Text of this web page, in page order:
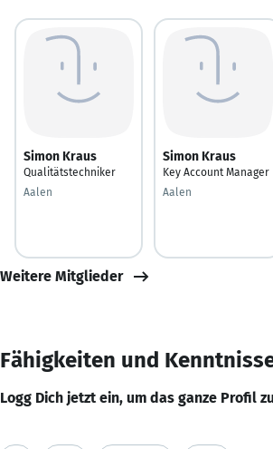
Simon Kraus
Qualitätstechniker
Aalen
Simon Kraus
Key Account Manager
Aalen
Weitere Mitglieder
Fähigkeiten und
Logg Dich jetzt ein, um das ganze Profil